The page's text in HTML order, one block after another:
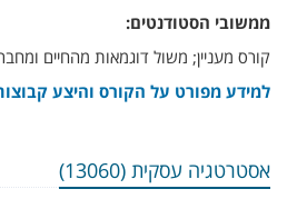
ממשובי הסטודנטים:
קורס מעניין; משול דוגמאות מהחיים
למידע מפורט על הקורס והיצע
אסטרטגיה עסקית (13060)